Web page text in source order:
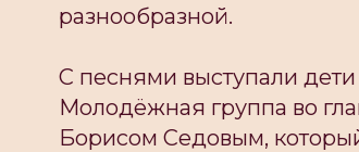
разнообразной.
С песнями выступали
Молодëжная группа во
Борисом Седовым,